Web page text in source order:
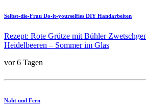
Selbst-die-Frau Do-it-yourselfies DIY Handarbeiten
Rezept: Rote Grütze mit Bühler
Heidelbeeren – Sommer im Glas
vor 6 Tagen
Naht und Fern